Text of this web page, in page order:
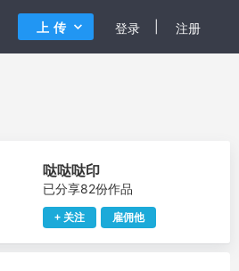
登录 注册
上传
哒哒哒印
已分享82份作品
+ 关注 雇佣他